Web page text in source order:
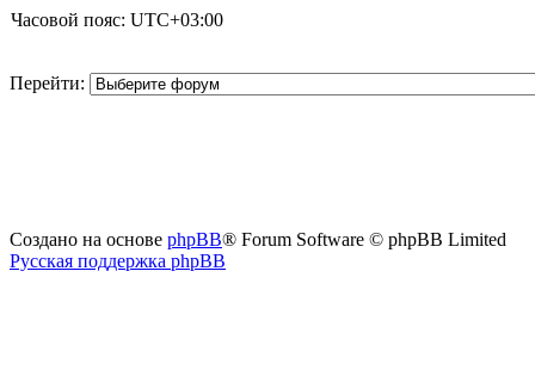
Часовой пояс: UTC+03:00
Перейти:
Создано на основе phpBB® Forum Software © phpBB Limited
Русская поддержка phpBB